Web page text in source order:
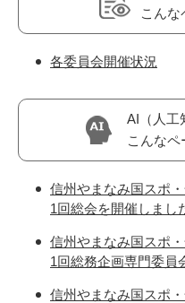
こんな
各委員会開催状況
AI（人工
こんな
信州やまなみ国スポ
1回総会を開催しまし
信州やまなみ国スポ
1回総務企画専門委員
信州やまなみ国スポ